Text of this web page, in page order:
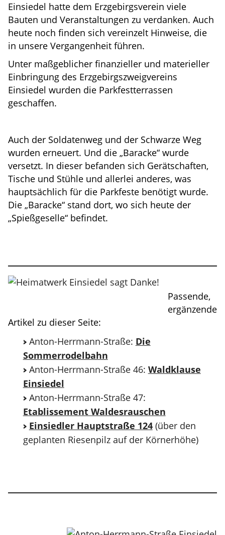
Einsiedel hatte dem Erzgebirgsverein viele
Bauten und Veranstaltungen zu verdanken. Auch
heute noch finden sich vereinzelt Hinweise, die
in unsere Vergangenheit führen.
Unter maßgeblicher finanzieller und materieller
Einbringung des Erzgebirgszweigvereins
Einsiedel wurden die Parkfestterrassen
geschaffen.
Auch der Soldatenweg und der Schwarze Weg
wurden erneuert. Und die „Baracke“ wurde
versetzt. In dieser befanden sich Gerätschaften,
Tische und Stühle und allerlei anderes, was
hauptsächlich für die Parkfeste benötigt wurde.
Die „Baracke“ stand dort, wo sich heute der
„Spießgeselle“ befindet.
Passende,
ergänzende
Artikel zu dieser Seite:
Anton-Herrmann-Straße: Die
Sommerrodelbahn
Anton-Herrmann-Straße 46: Waldklause
Einsiedel
Anton-Herrmann-Straße 47:
Etablissement Waldesrauschen
Einsiedler Hauptstraße 124(über den
geplanten Riesenpilz auf der Körnerhöhe)